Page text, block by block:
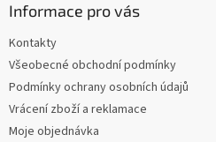
Informace pro vás
Kontakty
Všeobecné obchodní podmínky
Podmínky ochrany osobních údajů
Vrácení zboží a reklamace
Moje objednávka